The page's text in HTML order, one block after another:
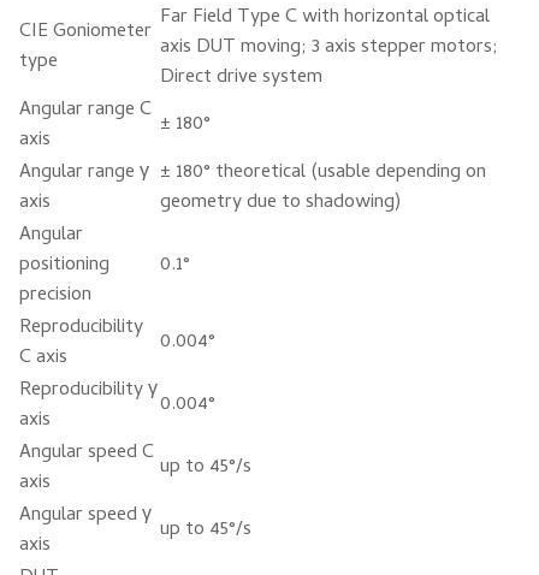
CIE Goniometer
type
Far Field Type C with horizontal optical
axis DUT moving; 3 axis stepper motors;
Direct drive system
Angular range C
axis
± 180°
Angular range γ
axis
± 180° theoretical (usable depending on
geometry due to shadowing)
Angular
positioning
precision
0.1°
Reproducibility
C axis
0.004°
Reproducibility γ
axis
0.004°
Angular speed C
axis
up to 45°/s
Angular speed γ
axis
up to 45°/s